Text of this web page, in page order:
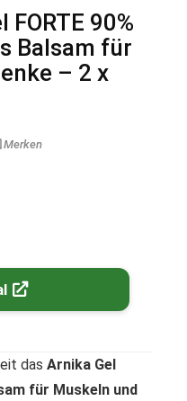
FORTE 90%
Balsam für
– 2 x
das Arnika Gel
für Muskeln und